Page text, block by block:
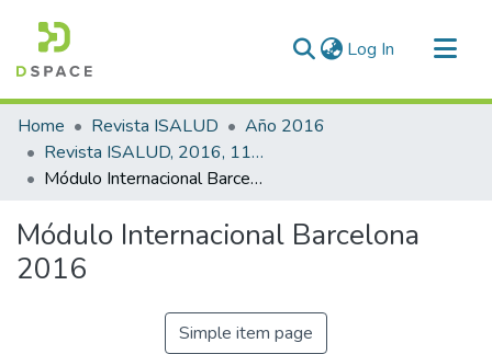
Log In (current)
Communities & Collections
All of DSpace
Statistics
Home Revista ISALUD
Año 2016
Revista ISALUD, 2016, 11(55)
Módulo Internacional Barcelona 2016
Módulo Internacional Barcelona
2016
Simple item page